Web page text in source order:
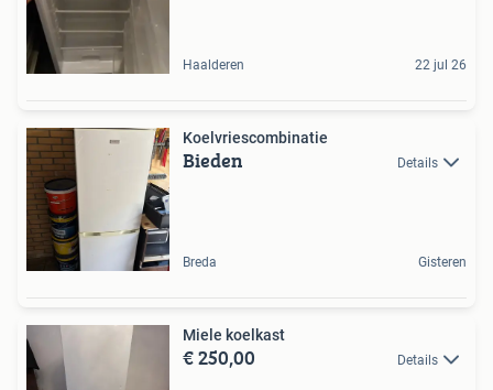
Haalderen 22 jul 26
Koelvriescombinatie
Bieden Details
Breda Gisteren
Miele koelkast
€ 250,00 Details